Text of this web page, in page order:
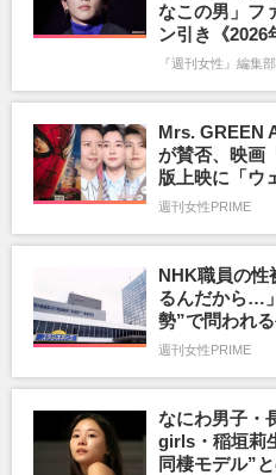
なこの男」フ
ン引き《2026
『週刊女性』編集部
Mrs. GREEN
が賛否、映画
版上映に「ウ
週刊女性PRIME
NHK職員の性
るんだから…
勢”で問われ
週刊女性PRIME
なにわ男子・
girls・稲垣莉
同棲モデル”